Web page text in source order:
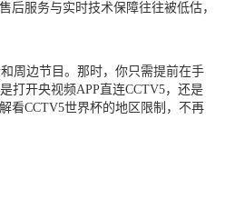
服务与实时技术保障往往被低估，
周边节目。那时，你只需提前在手
打开央视频APP直连CCTV5，还是
看CCTV5世界杯的地区限制，不再